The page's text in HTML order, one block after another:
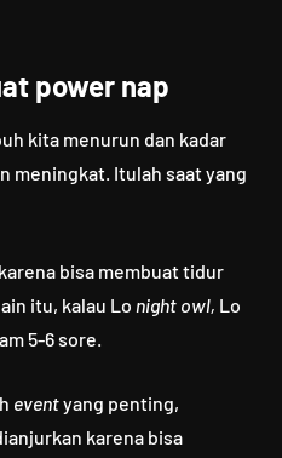
power nap
kita menurun dan kadar
meningkat. Itulah saat yang
bisa membuat tidur
itu, kalau Lo night owl, Lo
5-6 sore.
eventyang penting,
karena bisa